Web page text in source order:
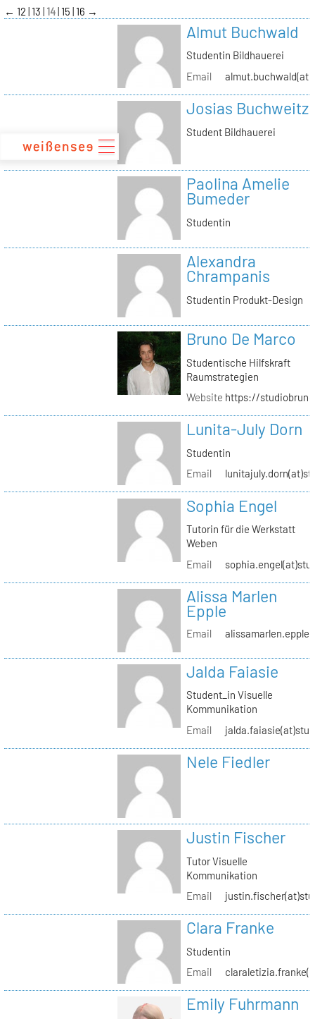
zum
Inhalt
← 12 13 14 15 16 →
Almut Buchwald
Studentin Bildhauerei
Email
Josias Buchweitz
Student Bildhauerei
Paolina Amelie
Bumeder
Studentin
Alexandra
Chrampanis
Studentin Produkt-Design
Bruno De Marco
Studentische Hilfskraft
Raumstrategien
Website https://
Lunita-July Dorn
Studentin
Email
Sophia Engel
Tutorin für die Werkstatt
Weben
Email
Alissa Marlen
Epple
Email
Jalda Faiasie
Student_in Visuelle
Kommunikation
Email
Nele Fiedler
Justin Fischer
Tutor Visuelle
Kommunikation
Email
Clara Franke
Studentin
Email
Emily Fuhrmann